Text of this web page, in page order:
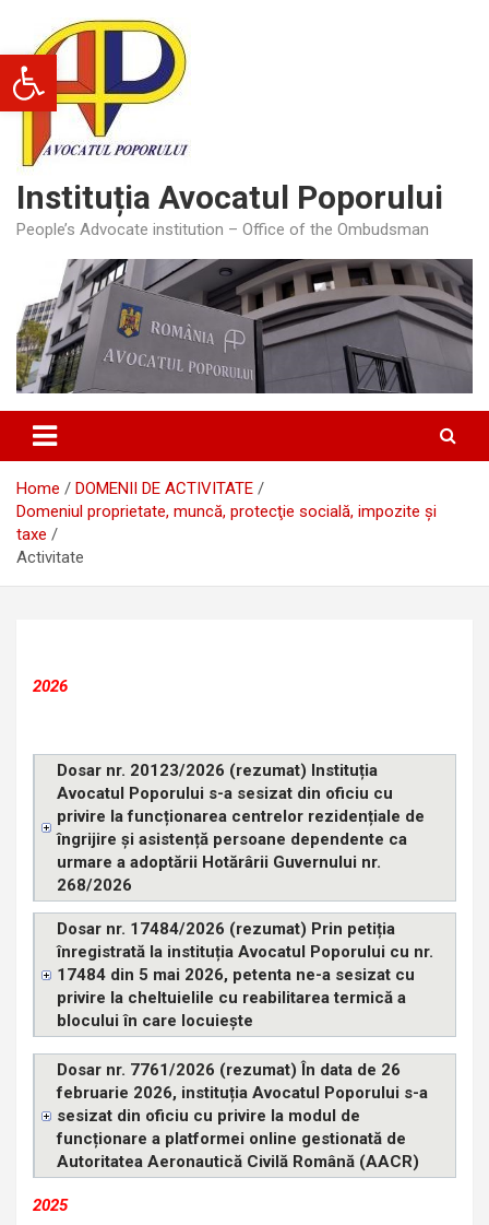
Deschide bara de unelte
content
Instituția Avocatul Poporului
People’s Advocate institution – Office of the Ombudsman
Home
DOMENII DE ACTIVITATE
Domeniul proprietate, muncă, protecţie socială, impozite şi
taxe
Activitate
2026
Dosar nr. 20123/2026 (rezumat) Instituția
Avocatul Poporului s-a sesizat din oficiu cu
privire la funcționarea centrelor rezidențiale de
îngrijire și asistență persoane dependente ca
urmare a adoptării Hotărârii Guvernului nr.
268/2026
Dosar nr. 17484/2026 (rezumat) Prin petiția
înregistrată la instituția Avocatul Poporului cu nr.
17484 din 5 mai 2026, petenta ne-a sesizat cu
privire la cheltuielile cu reabilitarea termică a
blocului în care locuiește
Dosar nr. 7761/2026 (rezumat) În data de 26
februarie 2026, instituția Avocatul Poporului s-a
sesizat din oficiu cu privire la modul de
funcționare a platformei online gestionată de
Autoritatea Aeronautică Civilă Română (AACR)
2025